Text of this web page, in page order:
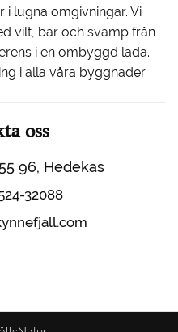
i lugna omgivningar. Vi
vilt, bär och svamp från
i en ombyggd lada.
i alla våra byggnader.
oss
96, Hedekas
32088